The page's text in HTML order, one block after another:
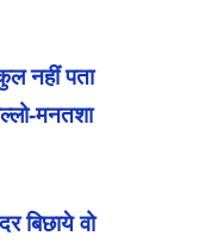
नहीं पता
मनतशा
बिछाये वो